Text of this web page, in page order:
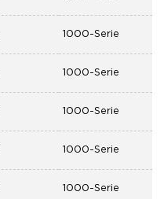
1000-Serie
1000-Serie
1000-Serie
1000-Serie
1000-Serie